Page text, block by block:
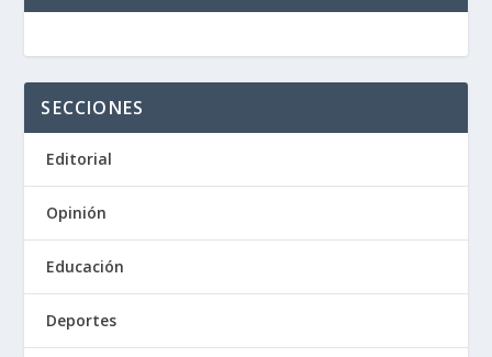
SECCIONES
Editorial
Opinión
Educación
Deportes